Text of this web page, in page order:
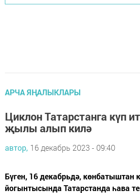
АРЧА ЯҢАЛЫКЛАРЫ
Циклон Татарстанга күп
җылы алып килә
автор, 16 декабрь 2023 - 09:40
Бүген, 16 декабрьдә, көнбатыштан
йогынтысында Татарстанда һава